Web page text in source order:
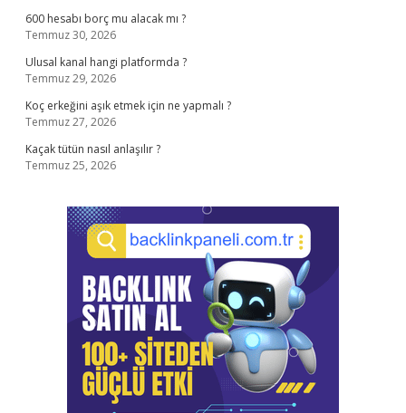
600 hesabı borç mu alacak mı ?
Temmuz 30, 2026
Ulusal kanal hangi platformda ?
Temmuz 29, 2026
Koç erkeğini aşık etmek için ne yapmalı ?
Temmuz 27, 2026
Kaçak tütün nasıl anlaşılır ?
Temmuz 25, 2026